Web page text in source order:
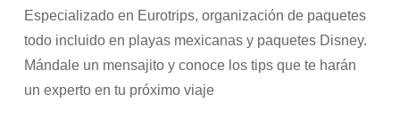
Especializado en Eurotrips, organización de paquetes
todo incluido en playas mexicanas y paquetes Disney.
Mándale un mensajito y conoce los tips que te harán
un experto en tu próximo viaje